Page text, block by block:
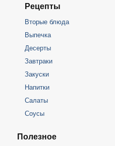
Рецепты
Вторые блюда
Выпечка
Десерты
Завтраки
Закуски
Напитки
Салаты
Соусы
Полезное